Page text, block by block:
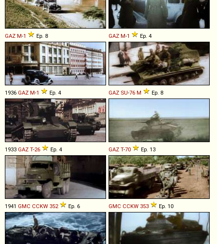
GAZ M-1 Ep. 8 GAZ M-1 Ep. 4
1936 GAZ M-1 Ep. 4 GAZ SU-76 M Ep. 8
1933 GAZ T-26 Ep. 4 GAZ T-70 Ep. 13
1941 GMC CCKW 352 Ep. 6 GMC CCKW 353 Ep. 10